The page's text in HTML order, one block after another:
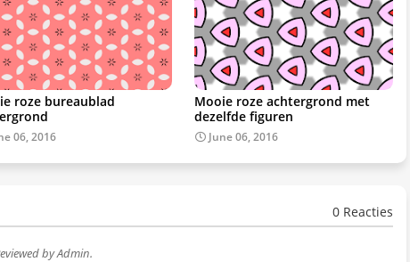
roze bureaublad
06, 2016
Mooie roze achtergrond met
dezelfde figuren
June 06, 2016
0 Reacties
by Admin.